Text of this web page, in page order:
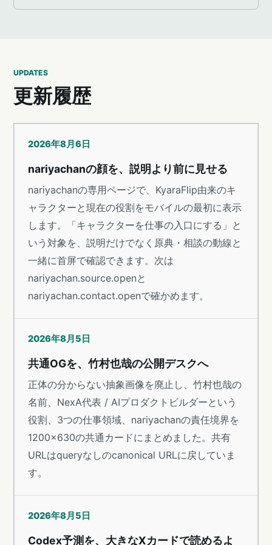
UPDATES
更新履歴
2026年8月6日
nariyachanの顔を、説明より前に見せる
nariyachanの専用ページで、KyaraFlip由来のキ
ャラクターと現在の役割をモバイルの最初に表示
します。「キャラクターを仕事の入口にする」と
いう対象を、説明だけでなく原典・相談の動線と
一緒に首屏で確認できます。次は
nariyachan.source.openと
nariyachan.contact.openで確かめます。
2026年8月5日
共通OGを、竹村也哉の公開デスクへ
正体の分からない抽象画像を廃止し、竹村也哉の
名前、NexA代表 / AIプロダクトビルダーという
役割、3つの仕事領域、nariyachanの責任境界を
1200×630の共通カードにまとめました。共有
URLはqueryなしのcanonical URLに戻していま
す。
2026年8月5日
Codex予測を、大きなXカードで読めるよ